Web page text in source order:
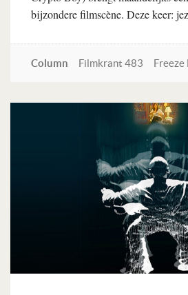
bijzondere filmscène. Deze keer:
Column Filmkrant 483 Freeze
Lees verder